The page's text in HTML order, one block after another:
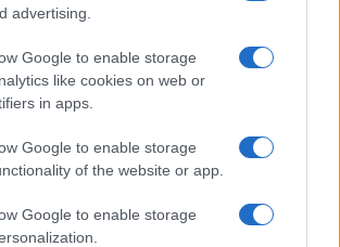
advertising.
Google to enable storage
like cookies on web or
in apps.
Google to enable storage
of the website or app.
Google to enable storage
ελληνικό καλοκαίρι και ένας
ΟΣΑ ΧΡΕΙΑΖΕΣΑΙ
ΓΙΑ ΤΟ ΚΑΛΟΚΑΙΡΙ ΣΟΥ →
ΤΟ ΠΑΡΟΝ ΤΗΣ ΚΥΡΙΑΚΗΣ